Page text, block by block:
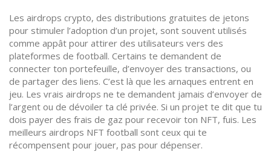
Les airdrops crypto, des distributions gratuites de jetons
pour stimuler l’adoption d’un projet, sont souvent utilisés
comme appât pour attirer des utilisateurs vers des
plateformes de football. Certains te demandent de
connecter ton portefeuille, d’envoyer des transactions, ou
de partager des liens. C’est là que les arnaques entrent en
jeu. Les vrais airdrops ne te demandent jamais d’envoyer de
l’argent ou de dévoiler ta clé privée. Si un projet te dit que tu
dois payer des frais de gaz pour recevoir ton NFT, fuis. Les
meilleurs airdrops NFT football sont ceux qui te
récompensent pour jouer, pas pour dépenser.